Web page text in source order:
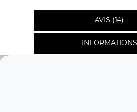
AVIS (14)
INFORMATIONS